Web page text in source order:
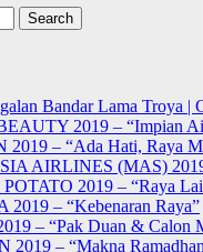
Bandar Lama Troya |
2019 – “Impian
2019 – “Ada Hati, Raya
AIRLINES (MAS) 2019
2019 – “Raya
2019 – “Kebenaran Raya”
– “Pak Duan & Calon
2019 – “Makna